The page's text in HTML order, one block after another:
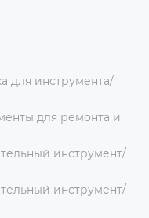
для инструмента/
для ремонта и
инструмент/
инструмент/